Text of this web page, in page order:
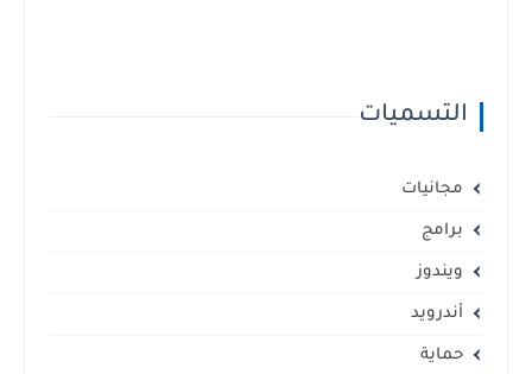
التسميات
مجانيات
برامج
ويندوز
أندرويد
حماية